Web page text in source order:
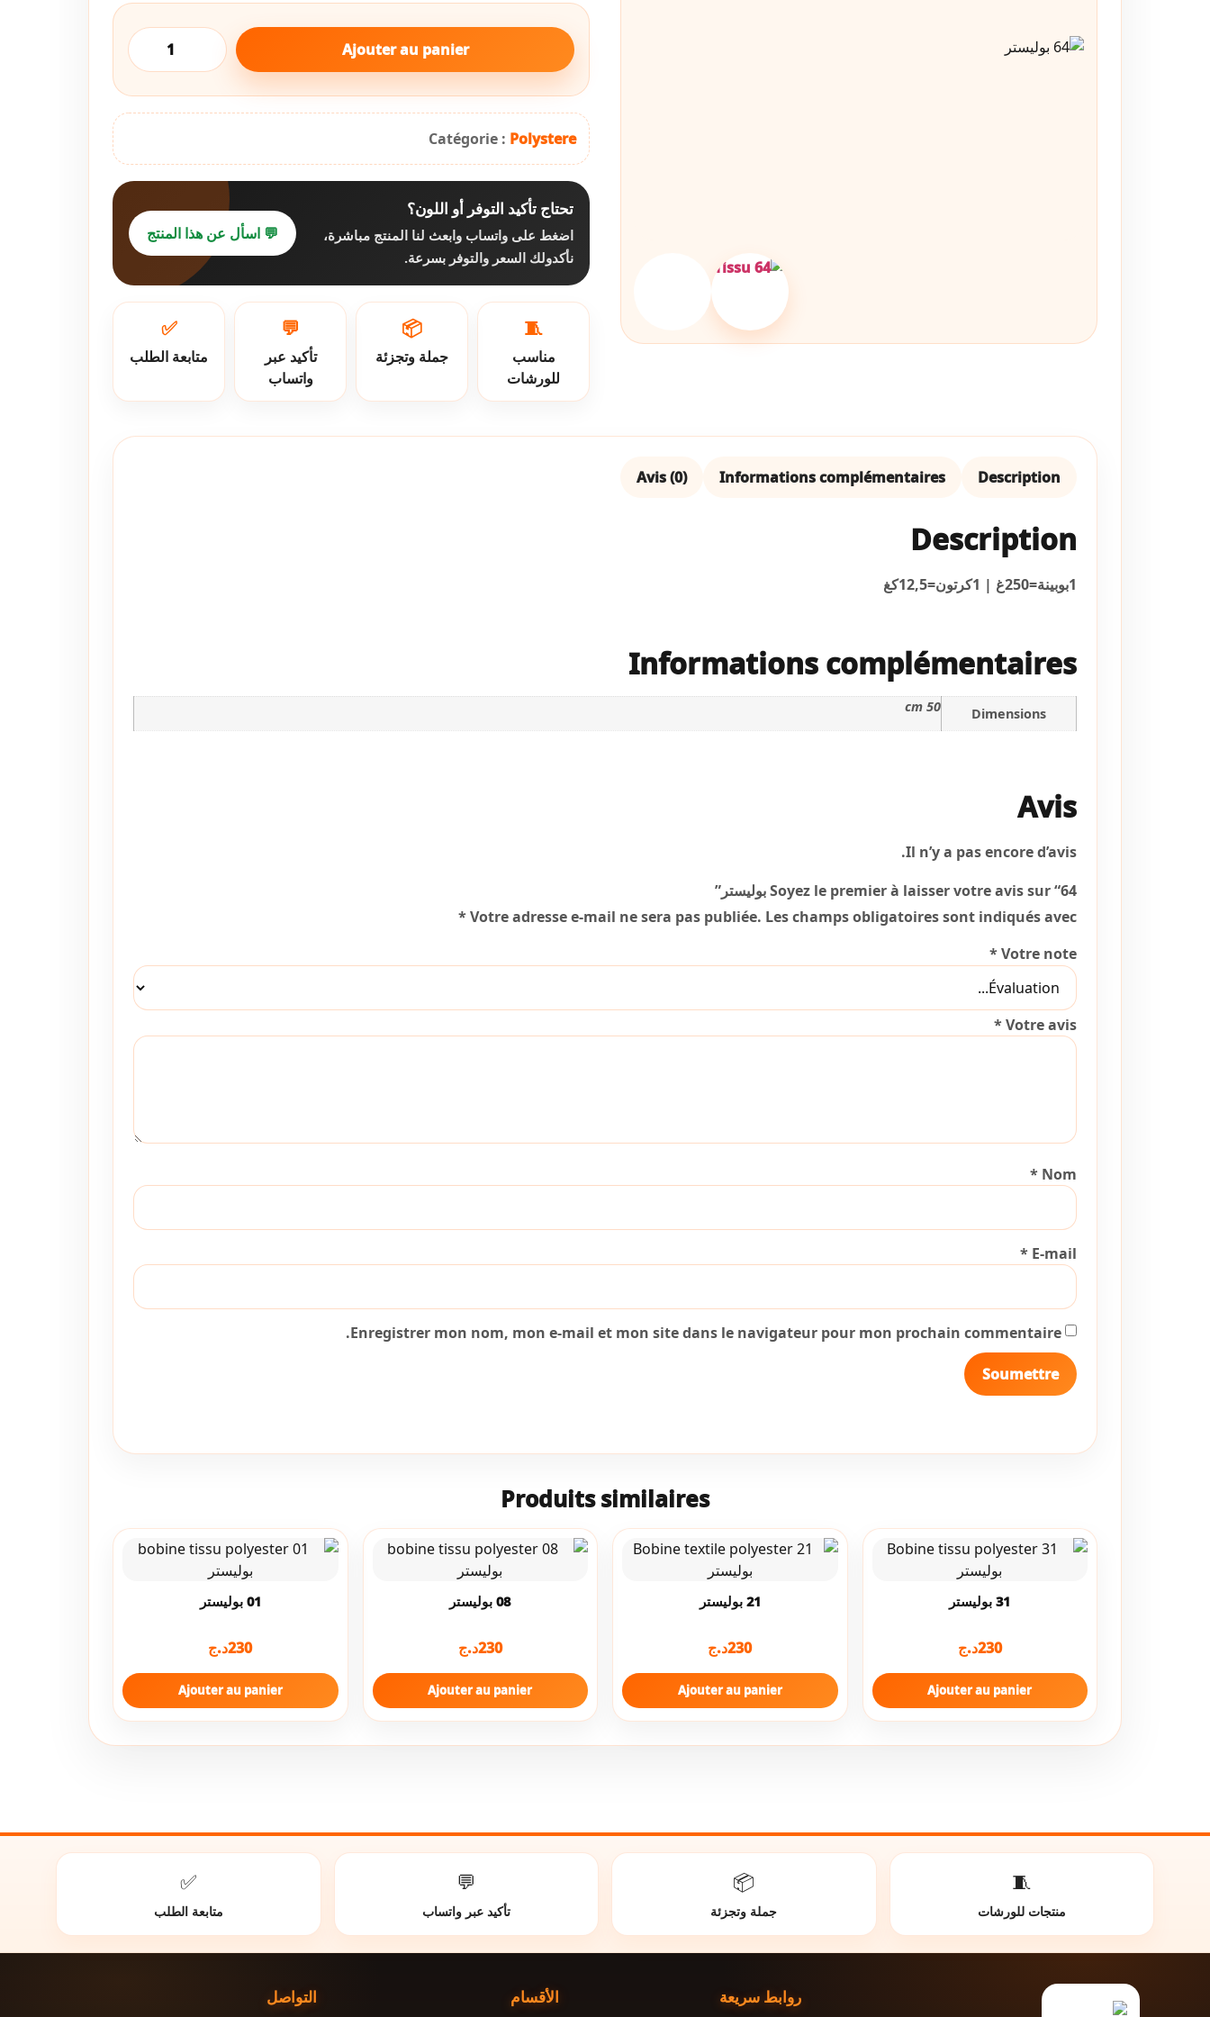
quantité
de
64
بوليستر
Ajouter au panier
Catégorie : Polystere
تحتاج تأكيد التوفر أو اللون؟
اضغط على واتساب وابعث لنا المنتج مباشرة،
نأكدولك السعر والتوفر بسرعة.
💬 اسأل عن هذا المنتج
🧵
مناسب
للورشات
📦
جملة وتجزئة
💬
تأكيد عبر
واتساب
✅
متابعة الطلب
Description
Informations complémentaires
Avis (0)
Description
1بوبينة=250غ | 1كرتون=12,5كغ
Informations complémentaires
Dimensions
50 cm
Avis
Il n’y a pas encore d’avis.
Soyez le premier à laisser votre avis sur “64 بوليستر”
Votre adresse e-mail ne sera pas publiée. Les champs obligatoires sont indiqués avec
*
Votre note
*
Votre avis
*
Nom
*
E-mail
*
Enregistrer mon nom, mon e-mail et mon site dans le navigateur pour mon prochain commentaire.
Produits similaires
31 بوليستر
230د.ج
Ajouter au panier
21 بوليستر
230د.ج
Ajouter au panier
08 بوليستر
230د.ج
Ajouter au panier
01 بوليستر
230د.ج
Ajouter au panier
🧵
منتجات للورشات
📦
جملة وتجزئة
💬
تأكيد عبر واتساب
✅
متابعة الطلب
روابط سريعة الأقسام التواصل